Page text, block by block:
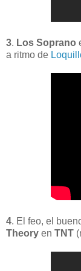
3. Los Soprano
a ritmo de
4. El feo, el
Theory en TNT